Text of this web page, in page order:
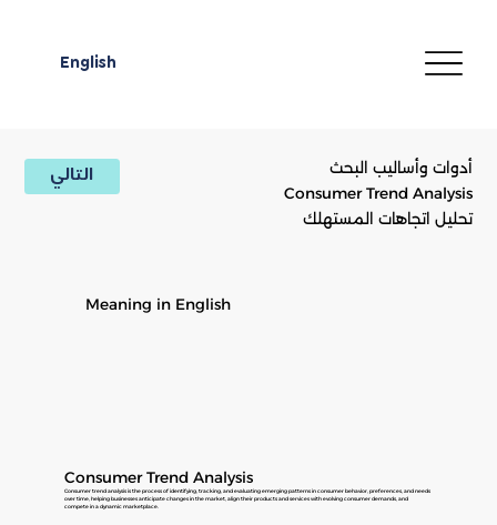
English
التالي
Consumer Trend Analysis
تحليل اتجاهات المستهلك
أدوات وأساليب البحث
Meaning in English
Consumer Trend Analysis
Consumer trend analysis is the process of identifying, tracking, and evaluating emerging patterns in consumer behavior, preferences, and needs
over time, helping businesses anticipate changes in the market, align their products and services with evolving consumer demands, and
compete in a dynamic marketplace.